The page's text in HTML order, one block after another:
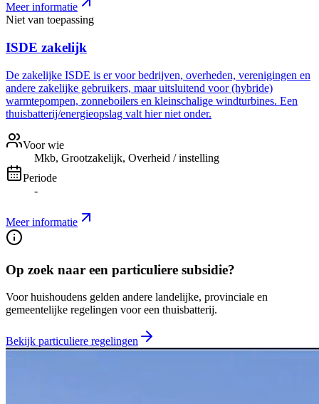
Meer informatie
Niet van toepassing
ISDE zakelijk
De zakelijke ISDE is er voor bedrijven, overheden, verenigingen en
andere zakelijke gebruikers, maar uitsluitend voor (hybride)
warmtepompen, zonneboilers en kleinschalige windturbines. Een
thuisbatterij/energieopslag valt hier niet onder.
Voor wie
Mkb, Grootzakelijk, Overheid / instelling
Periode
-
Meer informatie
Op zoek naar een particuliere subsidie?
Voor huishoudens gelden andere landelijke, provinciale en
gemeentelijke regelingen voor een thuisbatterij.
Bekijk particuliere regelingen